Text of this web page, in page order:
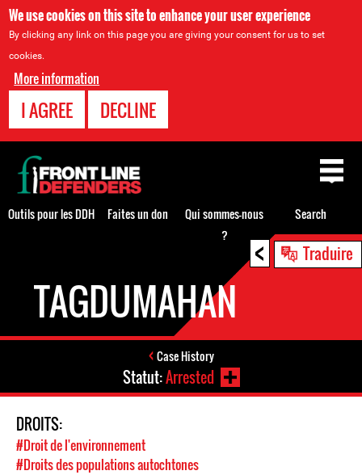
We use cookies on this site to enhance your user experience
By clicking any link on this page you are giving your consent for us to set
cookies.
More information
I AGREE DECLINE
< Traduire
TAGDUMAHAN
Case History
Statut:Arrested
DROITS:
#Droit de l'environnement
#Droits des populations autochtones
Back
to
top
Outils pour les DDH Faites un don
Qui sommes-nous
?
Search